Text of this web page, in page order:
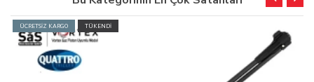
ÜCRETSİZ KARGO TÜKENDİ